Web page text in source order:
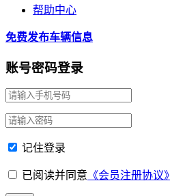
帮助中心
免费发布车辆信息
账号密码登录
记住登录
已阅读并同意 《会员注册协议》